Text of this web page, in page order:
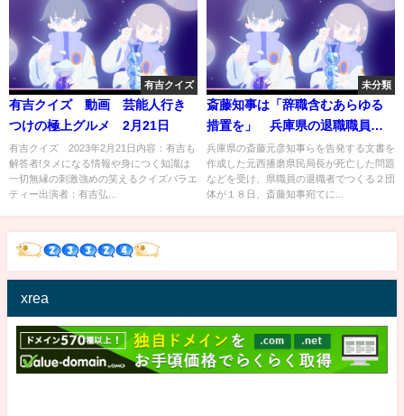
有吉クイズ
有吉クイズ 動画 芸能人行き
つけの極上グルメ 2月21日
有吉クイズ 2023年2月21日内容：有吉も
解答者!タメになる情報や身につく知識は
一切無縁の刺激強めの笑えるクイズバラエ
ティー出演者：有吉弘...
未分類
斎藤知事は「辞職含むあらゆる
措置を」 兵庫県の退職職員団
体が要請文
兵庫県の斎藤元彦知事らを告発する文書を
作成した元西播磨県民局長が死亡した問題
などを受け、県職員の退職者でつくる２団
体が１８日、斎藤知事宛てに...
xrea